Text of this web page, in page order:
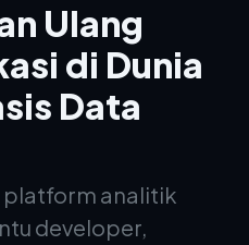
Ulang
di Dunia
Data
analitik
developer,